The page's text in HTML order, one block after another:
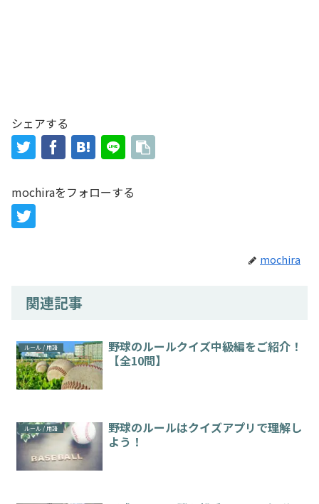
シェアする
mochiraをフォローする
mochira
関連記事
ルール / 用語
野球のルールクイズ中級編をご紹介！
【全10問】
ルール / 用語
野球のルールはクイズアプリで理解し
よう！